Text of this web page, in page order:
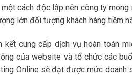
cách độc lập nên công ty
lớn đối tượng khách hàng tiềm
kết cung cấp dịch vụ hoàn toàn
của website và tổ chức các
Online sẽ đạt được mức doanh